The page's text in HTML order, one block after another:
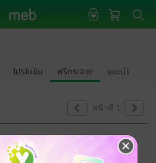
โปรโมชัน ฟรีกระจาย แนะนำ
หน้าที่ 1